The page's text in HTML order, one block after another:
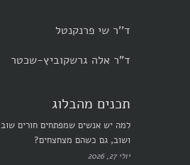
ד''ר שי פרנקנטל
ד"ר אלה גרשקוביץ-שכטר
תכנים מהבלוג
למה יש אנשים שמפתחים חורים שוב
ושוב, גם כשהם מצחצחים?
יולי 27, 2026